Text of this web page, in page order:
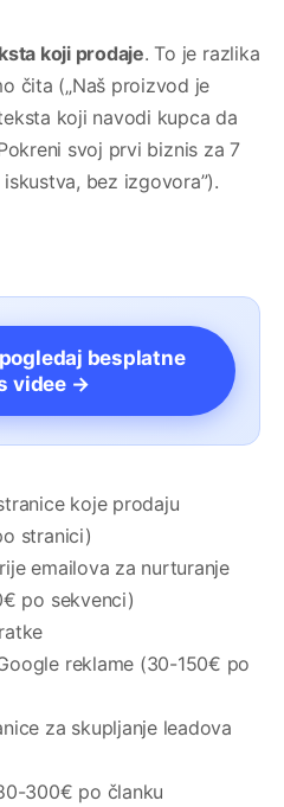
koji prodaje. To je razlika
čita („Naš proizvod je
koji navodi kupca da
svoj prvi biznis za 7
bez izgovora”).
besplatne
videe →
koje prodaju
stranici)
emailova za nurturanje
po sekvenci)
reklame (30-150€ po
za skupljanje leadova
300€ po članku